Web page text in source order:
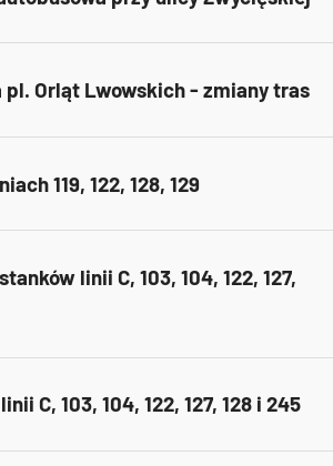
pl. Orląt Lwowskich - zmiany tras
119, 122, 128, 129
linii C, 103, 104, 122, 127,
C, 103, 104, 122, 127, 128 i 245